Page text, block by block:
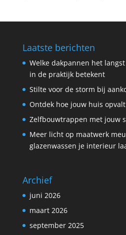
Laatste berichten
Welke dakpannen het
in de praktijk betekent
Stilte voor de storm bij
Ontdek hoe jouw huis
Zelfbouwtrappen met jouw
Meer licht op maatwerk
glazenwassen je interieur
Archief
juni 2026
maart 2026
september 2025